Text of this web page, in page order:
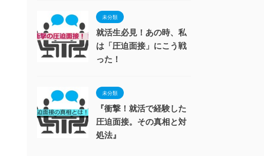
未分類
就活生必見！あの時、私
は「圧迫面接」にこう戦
った！
未分類
『衝撃！就活で経験した
圧迫面接。その真相と対
処法』